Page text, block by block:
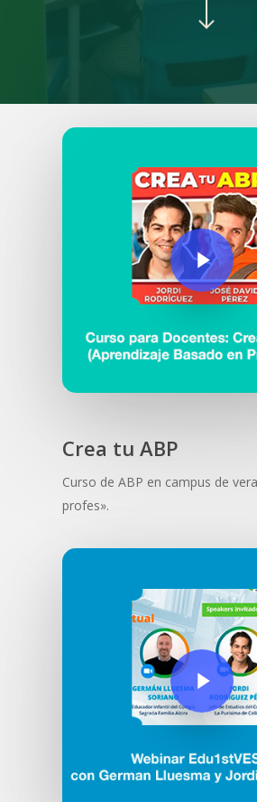
Play Video
Crea tu ABP
Curso de ABP en campus de
profes».
Play Video